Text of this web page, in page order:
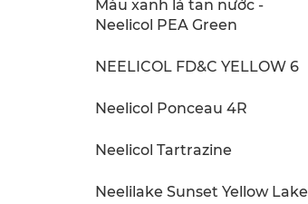
Màu xanh lá tan nước -
Neelicol PEA Green
NEELICOL FD&C YELLOW 6
Neelicol Ponceau 4R
Neelicol Tartrazine
Neelilake Sunset Yellow Lake